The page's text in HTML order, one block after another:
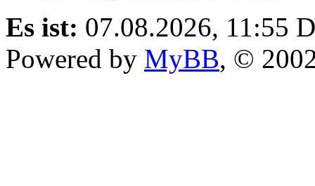
Es ist: 07.08.2026, 11:55
Powered by MyBB, ©